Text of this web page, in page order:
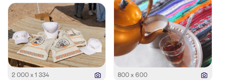
2 000 x 1 334 800 x 600